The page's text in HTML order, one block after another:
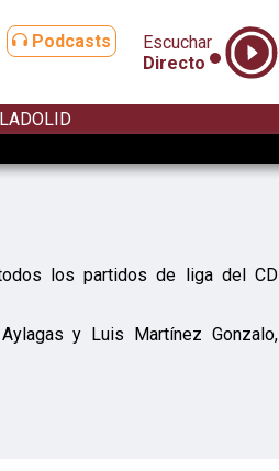
Podcasts
Escuchar
Directo
los partidos de liga del CD
y Luis Martínez Gonzalo,